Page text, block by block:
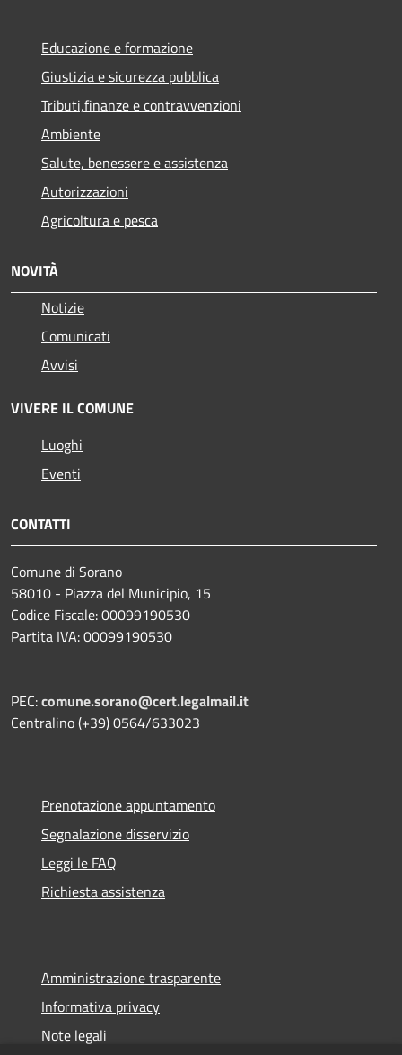
Educazione e formazione
Giustizia e sicurezza pubblica
Tributi,finanze e contravvenzioni
Ambiente
Salute, benessere e assistenza
Autorizzazioni
Agricoltura e pesca
NOVITÀ
Notizie
Comunicati
Avvisi
VIVERE IL COMUNE
Luoghi
Eventi
CONTATTI
Comune di Sorano
58010 - Piazza del Municipio, 15
Codice Fiscale: 00099190530
Partita IVA: 00099190530
PEC:comune.sorano@cert.legalmail.it
Centralino (+39) 0564/633023
Prenotazione appuntamento
Segnalazione disservizio
Leggi le FAQ
Richiesta assistenza
Amministrazione trasparente
Informativa privacy
Note legali